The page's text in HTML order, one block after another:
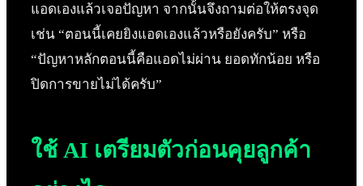
แอดเองแล้วเจอปัญหา จากนั้นจึงถามต่อให้ตรงจุด
เช่น “ตอนนี้เคยยิงแอดเองแล้วหรือยังครับ” หรือ
“ปัญหาหลักตอนนี้คือแอดไม่ผ่าน ยอดทักน้อย หรือ
ปิดการขายไม่ได้ครับ”
ใช้ AI เตรียมตัวก่อนคุยลูกค้า